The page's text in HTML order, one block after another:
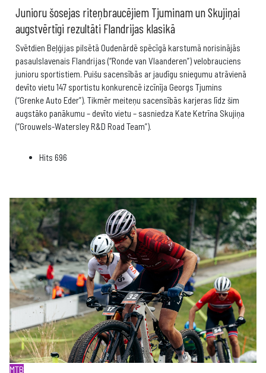
Junioru šosejas riteņbraucējiem Tjuminam un Skujiņai
augstvērtīgi rezultāti Flandrijas klasikā
Svētdien Beļģijas pilsētā Oudenārdē spēcīgā karstumā norisinājās
pasaulslavenais Flandrijas (“Ronde van Vlaanderen”) velobrauciens
junioru sportistiem. Puišu sacensībās ar jaudīgu sniegumu atrāvienā
devīto vietu 147 sportistu konkurencē izcīnīja Georgs Tjumins
(“Grenke Auto Eder”). Tikmēr meiteņu sacensībās karjeras līdz šim
augstāko panākumu – devīto vietu – sasniedza Kate Ketrīna Skujiņa
(“Grouwels-Watersley R&D Road Team”).
Hits 696
MTB